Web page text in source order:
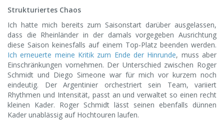
Strukturiertes Chaos
Ich hatte mich bereits zum Saisonstart darüber ausgelassen,
dass die Rheinländer in der damals vorgegeben Ausrichtung
diese Saison keinesfalls auf einem Top-Platz beenden werden.
Ich erneuerte meine Kritik zum Ende der Hinrunde, muss aber
Einschränkungen vornehmen. Der Unterschied zwischen Roger
Schmidt und Diego Simeone war für mich vor kurzem noch
eindeutig. Der Argentinier orchestriert sein Team, variiert
Rhythmen und Intensität, passt an und verwaltet so einen recht
kleinen Kader. Roger Schmidt lässt seinen ebenfalls dünnen
Kader unablässig auf Hochtouren laufen.